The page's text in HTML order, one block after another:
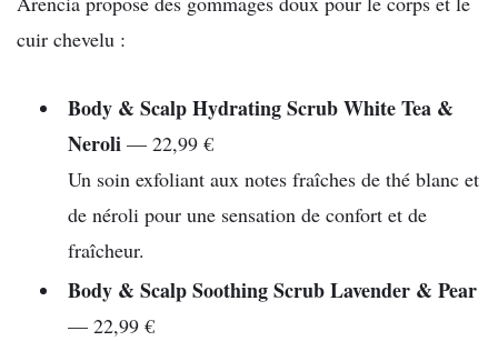
cuir chevelu :
Body & Scalp Hydrating Scrub White Tea &
Neroli — 22,99 €
Un soin exfoliant aux notes fraîches de thé blanc et
de néroli pour une sensation de confort et de
fraîcheur.
Body & Scalp Soothing Scrub Lavender & Pear
— 22,99 €